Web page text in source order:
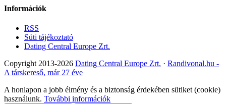
Információk
RSS
Süti tájékoztató
Dating Central Europe Zrt.
Copyright 2013-2026 Dating Central Europe Zrt. · Randivonal.hu -
A társkereső, már 27 éve
A honlapon a jobb élmény és a biztonság érdekében sütiket (cookie)
használunk. További információk